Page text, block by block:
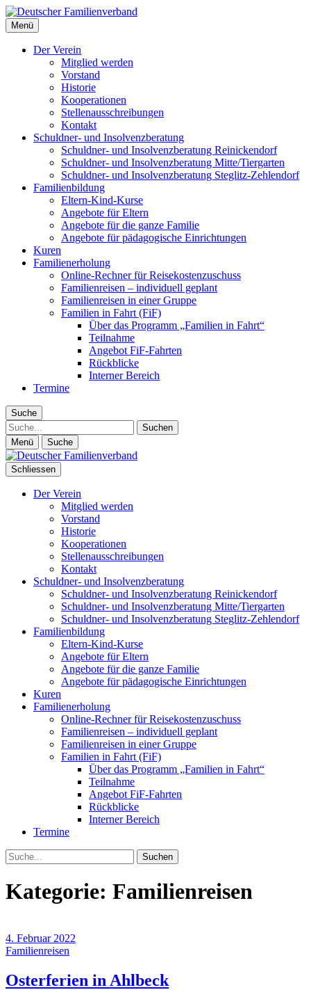
Deutscher Familienverband
Landesverband Berlin
Menü
Der Verein
Mitglied werden
Vorstand
Historie
Kooperationen
Stellenausschreibungen
Kontakt
Schuldner- und Insolvenzberatung
Schuldner- und Insolvenzberatung Reinickendorf
Schuldner- und Insolvenzberatung Mitte/Tiergarten
Schuldner- und Insolvenzberatung Steglitz-Zehlendorf
Familienbildung
Eltern-Kind-Kurse
Angebote für Eltern
Angebote für die ganze Familie
Angebote für pädagogische Einrichtungen
Kuren
Familienerholung
Online-Rechner für Reisekostenzuschuss
Familienreisen – individuell geplant
Familienreisen in einer Gruppe
Familien in Fahrt (FiF)
Über das Programm „Familien in Fahrt“
Teilnahme
Angebot FiF-Fahrten
Rückblicke
Interner Bereich
Termine
Suche
Suche
Menü Suche
Schliessen
Der Verein
Mitglied werden
Vorstand
Historie
Kooperationen
Stellenausschreibungen
Kontakt
Schuldner- und Insolvenzberatung
Schuldner- und Insolvenzberatung Reinickendorf
Schuldner- und Insolvenzberatung Mitte/Tiergarten
Schuldner- und Insolvenzberatung Steglitz-Zehlendorf
Familienbildung
Eltern-Kind-Kurse
Angebote für Eltern
Angebote für die ganze Familie
Angebote für pädagogische Einrichtungen
Kuren
Familienerholung
Online-Rechner für Reisekostenzuschuss
Familienreisen – individuell geplant
Familienreisen in einer Gruppe
Familien in Fahrt (FiF)
Über das Programm „Familien in Fahrt“
Teilnahme
Angebot FiF-Fahrten
Rückblicke
Interner Bereich
Termine
Suche
Kategorie: Familienreisen
4. Februar 2022
Familienreisen
Osterferien in Ahlbeck